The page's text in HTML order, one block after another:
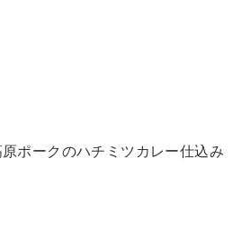
ポークのハチミツカレー仕込み